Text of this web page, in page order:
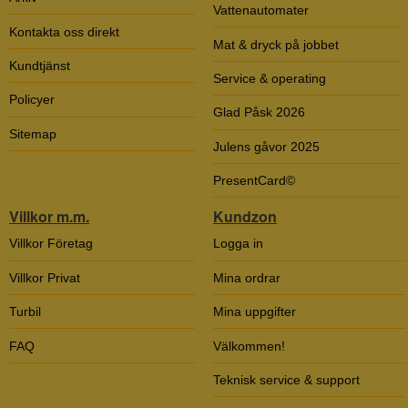
Kontakta oss direkt
Kundtjänst
Policyer
Sitemap
Vattenautomater
Mat & dryck på jobbet
Service & operating
Glad Påsk 2026
Julens gåvor 2025
PresentCard©
Villkor m.m.
Villkor Företag
Villkor Privat
Turbil
FAQ
Kundzon
Logga in
Mina ordrar
Mina uppgifter
Välkommen!
Teknisk service & support